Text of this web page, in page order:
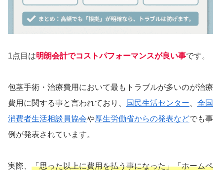
1点目は明朗会計でコストパフォーマンスが良い事です。
包茎手術・治療費用において最もトラブルが多いのが治療
費用に関する事と言われており、
国民生活センター
全国
消費者生活相談員協会や厚生労働省からの発表などでも事
例が発表されています。
実際、 「思った以上に費用を払う事になった」「ホームペ